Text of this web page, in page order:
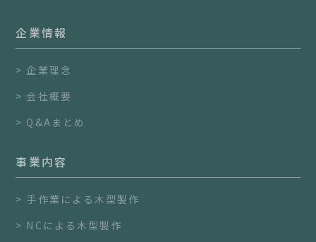
企業情報
企業理念
会社概要
Q&Aまとめ
事業内容
手作業による木型製作
NCによる木型製作